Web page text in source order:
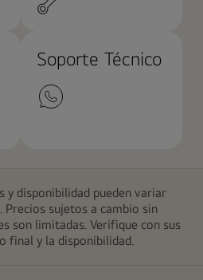
Soporte Técnico
y disponibilidad pueden variar
Precios sujetos a cambio sin
son limitadas. Verifique con sus
final y la disponibilidad.